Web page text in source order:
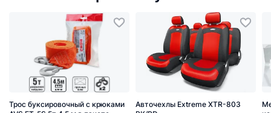
Трос буксировочный с крюками
Авточехлы Extreme XTR-803